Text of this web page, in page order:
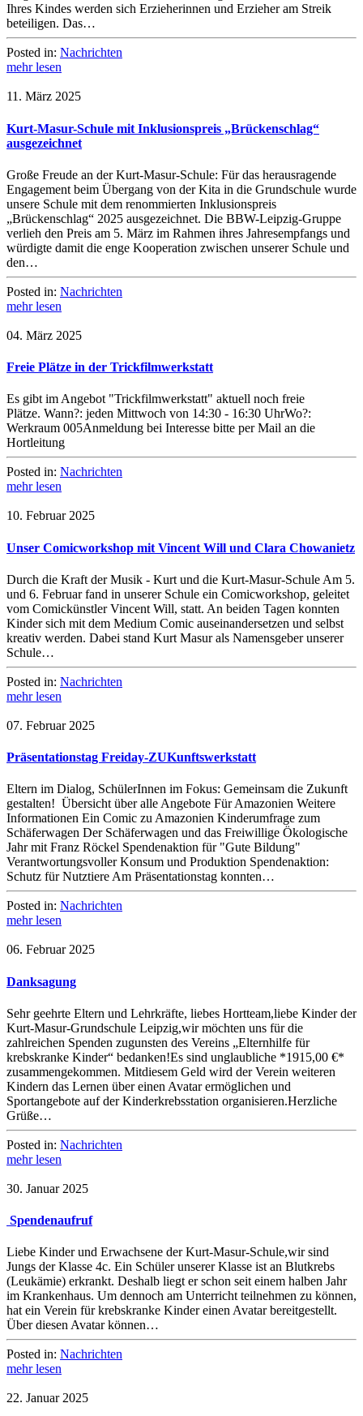
Ihres Kindes werden sich Erzieherinnen und Erzieher am Streik
beteiligen. Das…
Posted in: Nachrichten
mehr lesen
11. März 2025
Kurt-Masur-Schule mit Inklusionspreis „Brückenschlag“
ausgezeichnet
Große Freude an der Kurt-Masur-Schule: Für das herausragende
Engagement beim Übergang von der Kita in die Grundschule wurde
unsere Schule mit dem renommierten Inklusionspreis
„Brückenschlag“ 2025 ausgezeichnet. Die BBW-Leipzig-Gruppe
verlieh den Preis am 5. März im Rahmen ihres Jahresempfangs und
würdigte damit die enge Kooperation zwischen unserer Schule und
den…
Posted in: Nachrichten
mehr lesen
04. März 2025
Freie Plätze in der Trickfilmwerkstatt
Es gibt im Angebot "Trickfilmwerkstatt" aktuell noch freie
Plätze. Wann?: jeden Mittwoch von 14:30 - 16:30 UhrWo?:
Werkraum 005Anmeldung bei Interesse bitte per Mail an die
Hortleitung
Posted in: Nachrichten
mehr lesen
10. Februar 2025
Unser Comicworkshop mit Vincent Will und Clara Chowanietz
Durch die Kraft der Musik - Kurt und die Kurt-Masur-Schule Am 5.
und 6. Februar fand in unserer Schule ein Comicworkshop, geleitet
vom Comickünstler Vincent Will, statt. An beiden Tagen konnten
Kinder sich mit dem Medium Comic auseinandersetzen und selbst
kreativ werden. Dabei stand Kurt Masur als Namensgeber unserer
Schule…
Posted in: Nachrichten
mehr lesen
07. Februar 2025
Präsentationstag Freiday-ZUKunftswerkstatt
Eltern im Dialog, SchülerInnen im Fokus: Gemeinsam die Zukunft
gestalten! Übersicht über alle Angebote Für Amazonien Weitere
Informationen Ein Comic zu Amazonien Kinderumfrage zum
Schäferwagen Der Schäferwagen und das Freiwillige Ökologische
Jahr mit Franz Röckel Spendenaktion für "Gute Bildung"
Verantwortungsvoller Konsum und Produktion Spendenaktion:
Schutz für Nutztiere Am Präsentationstag konnten…
Posted in: Nachrichten
mehr lesen
06. Februar 2025
Danksagung
Sehr geehrte Eltern und Lehrkräfte, liebes Hortteam,liebe Kinder der
Kurt-Masur-Grundschule Leipzig,wir möchten uns für die
zahlreichen Spenden zugunsten des Vereins „Elternhilfe für
krebskranke Kinder“ bedanken!Es sind unglaubliche *1915,00 €*
zusammengekommen. Mitdiesem Geld wird der Verein weiteren
Kindern das Lernen über einen Avatar ermöglichen und
Sportangebote auf der Kinderkrebsstation organisieren.Herzliche
Grüße…
Posted in: Nachrichten
mehr lesen
30. Januar 2025
Spendenaufruf
Liebe Kinder und Erwachsene der Kurt-Masur-Schule,wir sind
Jungs der Klasse 4c. Ein Schüler unserer Klasse ist an Blutkrebs
(Leukämie) erkrankt. Deshalb liegt er schon seit einem halben Jahr
im Krankenhaus. Um dennoch am Unterricht teilnehmen zu können,
hat ein Verein für krebskranke Kinder einen Avatar bereitgestellt.
Über diesen Avatar können…
Posted in: Nachrichten
mehr lesen
22. Januar 2025